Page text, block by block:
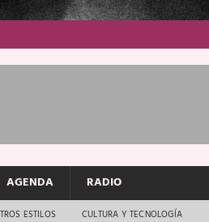
AGENDA RADIO
ESTILOS CULTURA Y TECNOLOGÍA